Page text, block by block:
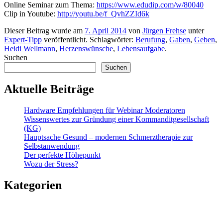
Online Seminar zum Thema: https://www.edudip.com/w/80040
Clip in Youtube: http://youtu.be/f_QvhZZId6k
Dieser Beitrag wurde am 7. April 2014 von Jürgen Frehse unter
Expert-Tipp veröffentlicht. Schlagwörter: Berufung, Gaben, Geben,
Heidi Wellmann, Herzenswünsche, Lebensaufgabe.
Suchen
Suchen
Aktuelle Beiträge
Hardware Empfehlungen für Webinar Moderatoren
Wissenswertes zur Gründung einer Kommanditgesellschaft
(KG)
Hauptsache Gesund – modernen Schmerztherapie zur
Selbstanwendung
Der perfekte Höhepunkt
Wozu der Stress?
Kategorien